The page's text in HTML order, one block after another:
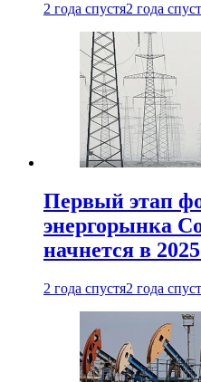
2 года спустя2 года
Первый этап
энергорынка
начнется в
2 года спустя2 года